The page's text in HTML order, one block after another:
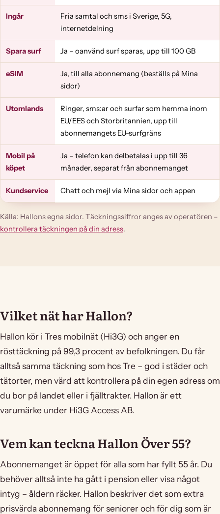
Ingår
Fria samtal och sms i Sverige, 5G,
internetdelning
Spara surf Ja – oanvänd surf sparas, upp till 100 GB
eSIM
Ja, till alla abonnemang (beställs på Mina
sidor)
Utomlands
Ringer, sms:ar och surfar som hemma inom
EU/EES och Storbritannien, upp till
abonnemangets EU-surfgräns
Mobil på
köpet
Ja – telefon kan delbetalas i upp till 36
månader, separat från abonnemanget
Kundservice Chatt och mejl via Mina sidor och appen
Källa: Hallons egna sidor. Täckningssiffror anges av operatören –
kontrollera täckningen på din adress.
Vilket nät har Hallon?
Hallon kör i Tres mobilnät (Hi3G) och anger en
rösttäckning på 99,3 procent av befolkningen. Du får
alltså samma täckning som hos Tre – god i städer och
tätorter, men värd att kontrollera på din egen adress om
du bor på landet eller i fjälltrakter. Hallon är ett
varumärke under Hi3G Access AB.
Vem kan teckna Hallon Över 55?
Abonnemanget är öppet för alla som har fyllt 55 år. Du
behöver alltså inte ha gått i pension eller visa något
intyg – åldern räcker. Hallon beskriver det som extra
prisvärda abonnemang för seniorer och för dig som är